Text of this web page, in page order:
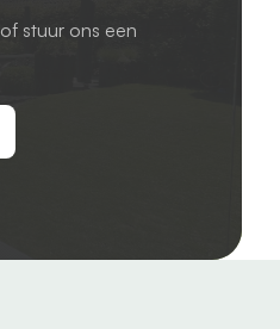
of stuur ons een